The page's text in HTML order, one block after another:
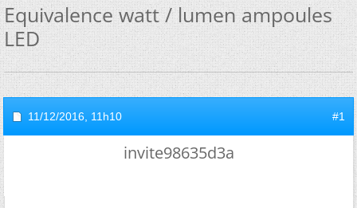
Equivalence watt / lumen ampoules
LED
11/12/2016, 11h10 #1
invite98635d3a